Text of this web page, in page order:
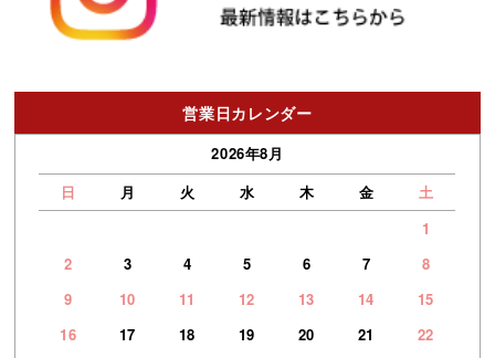
営業日カレンダー
2026年8月
日
月 火 水 木 金
土
1
2
3 4 5 6 7
8
9
10 11 12 13 14
15
16
17 18 19 20 21
22